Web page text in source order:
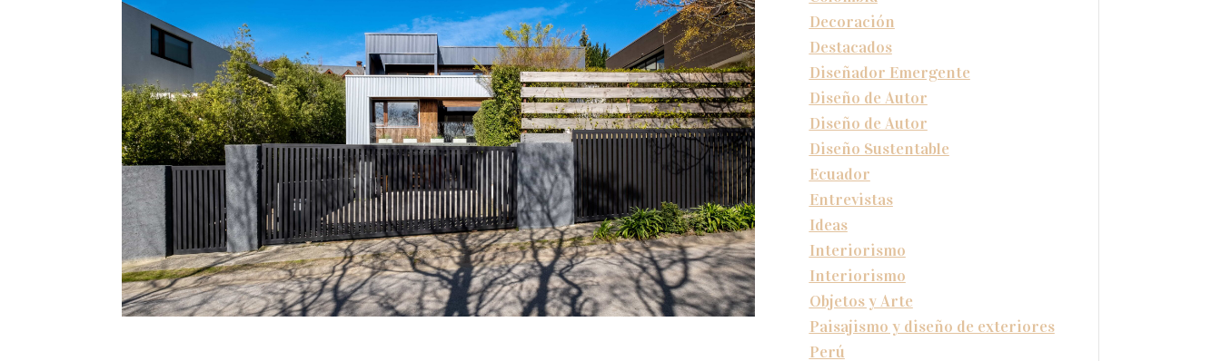
Decoración
Destacados
Diseñador Emergente
Diseño de Autor
Diseño de Autor
Diseño Sustentable
Ecuador
Entrevistas
Ideas
Interiorismo
Interiorismo
Objetos y Arte
Paisajismo y diseño de exteriores
Perú